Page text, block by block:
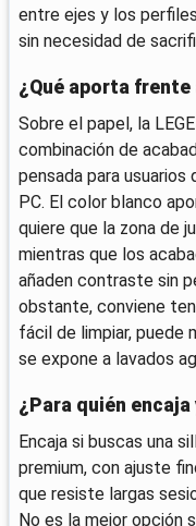
entre ejes y los
sin necesidad de
¿Qué aporta
Sobre el papel, la
combinación de
pensada para usuarios
PC. El color blanco
quiere que la zona de
mientras que los
añaden contraste sin
obstante, conviene
fácil de limpiar, puede
se expone a lavados
¿Para quién
Encaja si buscas una
premium, con ajuste
que resiste largas
No es la mejor opción